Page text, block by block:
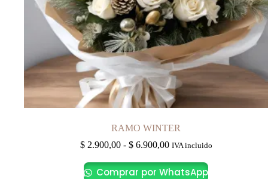
RAMO WINTER
$2.900,00 - $6.900,00Rango
precios:
desde
IVA incluido
Este
producto
Comprar por WhatsApp